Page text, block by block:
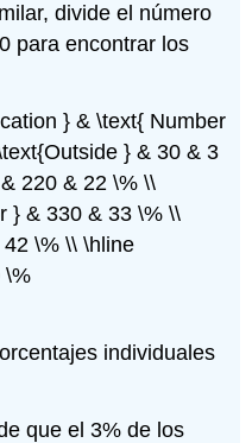
divide el número
para encontrar los
} & \text{ Number
} & 30 & 3
220 & 22 \% \\
} & 330 & 33 \% \\
\% \\ \hline
\%
individuales
que el 3% de los